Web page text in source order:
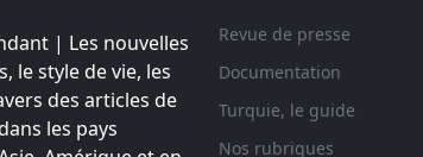
| Les nouvelles
le style de vie, les
des articles de
les pays
Revue de presse
Documentation
Turquie, le guide
Nos rubriques